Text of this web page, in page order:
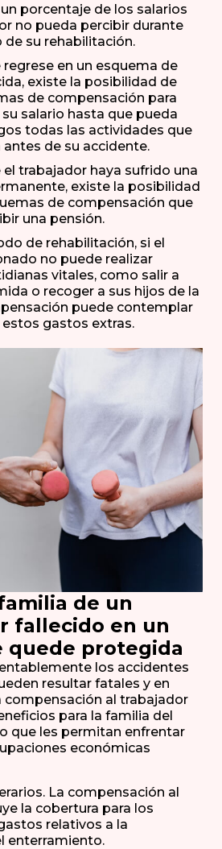
porcentaje de los salarios
no pueda percibir durante
su rehabilitación.
regrese en un esquema de
existe la posibilidad de
de compensación para
salario hasta que pueda
todas las actividades que
de su accidente.
el trabajador haya sufrido una
existe la posibilidad
de compensación que
una pensión.
de rehabilitación, si el
no puede realizar
vitales, como salir a
o recoger a sus hijos de la
puede contemplar
gastos extras.
de un
fallecido en un
quede protegida
los accidentes
resultar fatales y en
compensación al trabajador
para la familia del
que les permitan enfrentar
económicas
La compensación al
la cobertura para los
relativos a la
enterramiento.